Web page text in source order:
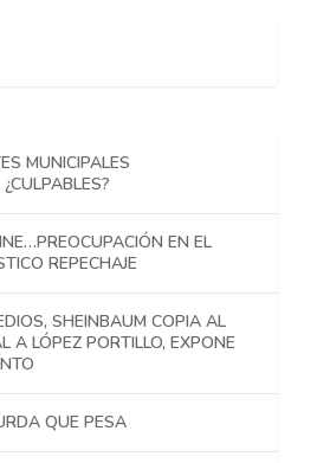
MUNICIPALES
EN EL
REPECHAJE
SHEINBAUM COPIA AL
A LÓPEZ PORTILLO, EXPONE
QUE PESA